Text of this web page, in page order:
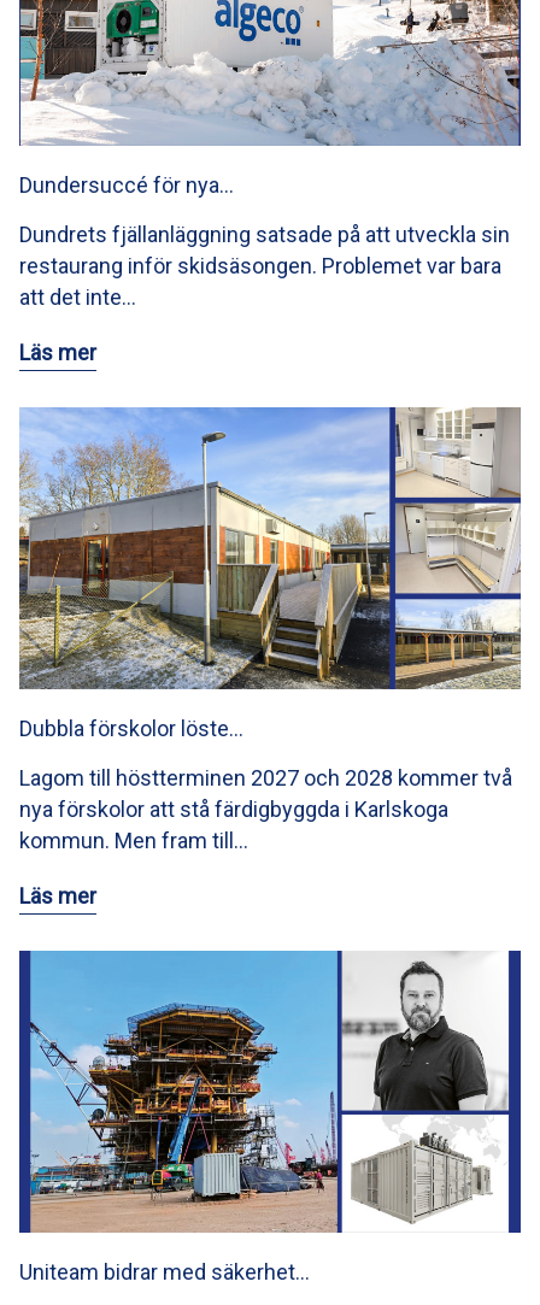
Dundersuccé för nya…
Dundrets fjällanläggning satsade på att utveckla sin
restaurang inför skidsäsongen. Problemet var bara
att det inte…
Läs mer
Dubbla förskolor löste…
Lagom till höstterminen 2027 och 2028 kommer två
nya förskolor att stå färdigbyggda i Karlskoga
kommun. Men fram till…
Läs mer
Uniteam bidrar med säkerhet…